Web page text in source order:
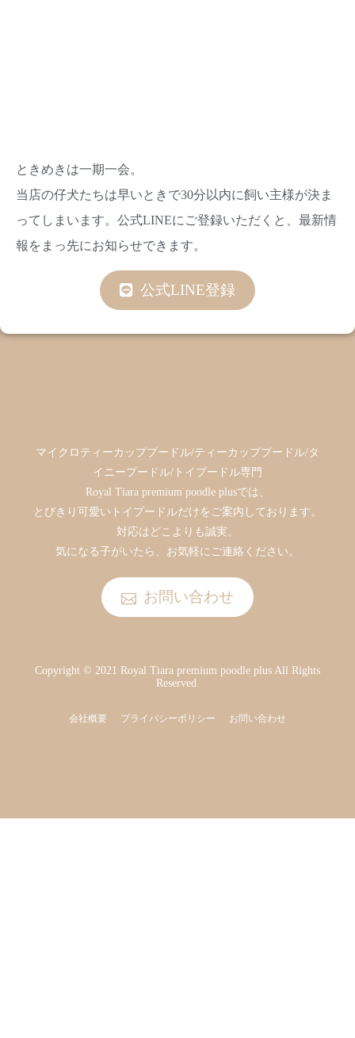
ときめきは一期一会。
当店の仔犬たちは早いときで30分以内に飼い主様が決ま
ってしまいます。公式LINEにご登録いただくと、最新情
報をまっ先にお知らせできます。
公式LINE登録
マイクロティーカッププードル/ティーカッププードル/タ
イニープードル/トイプードル専門
Royal Tiara premium poodle plusでは、
とびきり可愛いトイプードルだけをご案内しております。
対応はどこよりも誠実。
気になる子がいたら、お気軽にご連絡ください。
お問い合わせ
Copyright © 2021 Royal Tiara premium poodle plus All Rights
Reserved.
会社概要 プライバシーポリシー お問い合わせ